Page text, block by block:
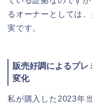
るオーナーとしては
実です。
販売好調によるプ
変化
私が購入した2023年